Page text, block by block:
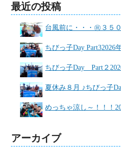
最近の投稿
台風前に・・・㊗３５
ちびっ子Day Part32026
ちびっ子Day Part２
夏休み８月 ♪ちびっ子
めっちゃ涼し～！！！
アーカイブ